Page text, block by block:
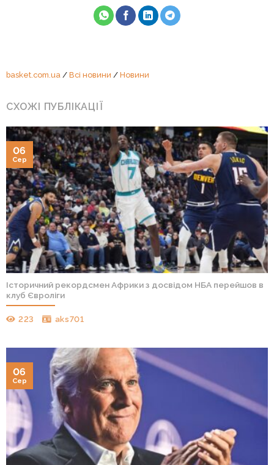
basket.com.ua/ Всі новини / Новини
СХОЖІ ПУБЛІКАЦІЇ
Історичний рекордсмен Африки з досвідом НБА перейшов в
клуб Євроліги
223 aks701
06
Сер
06
Сер